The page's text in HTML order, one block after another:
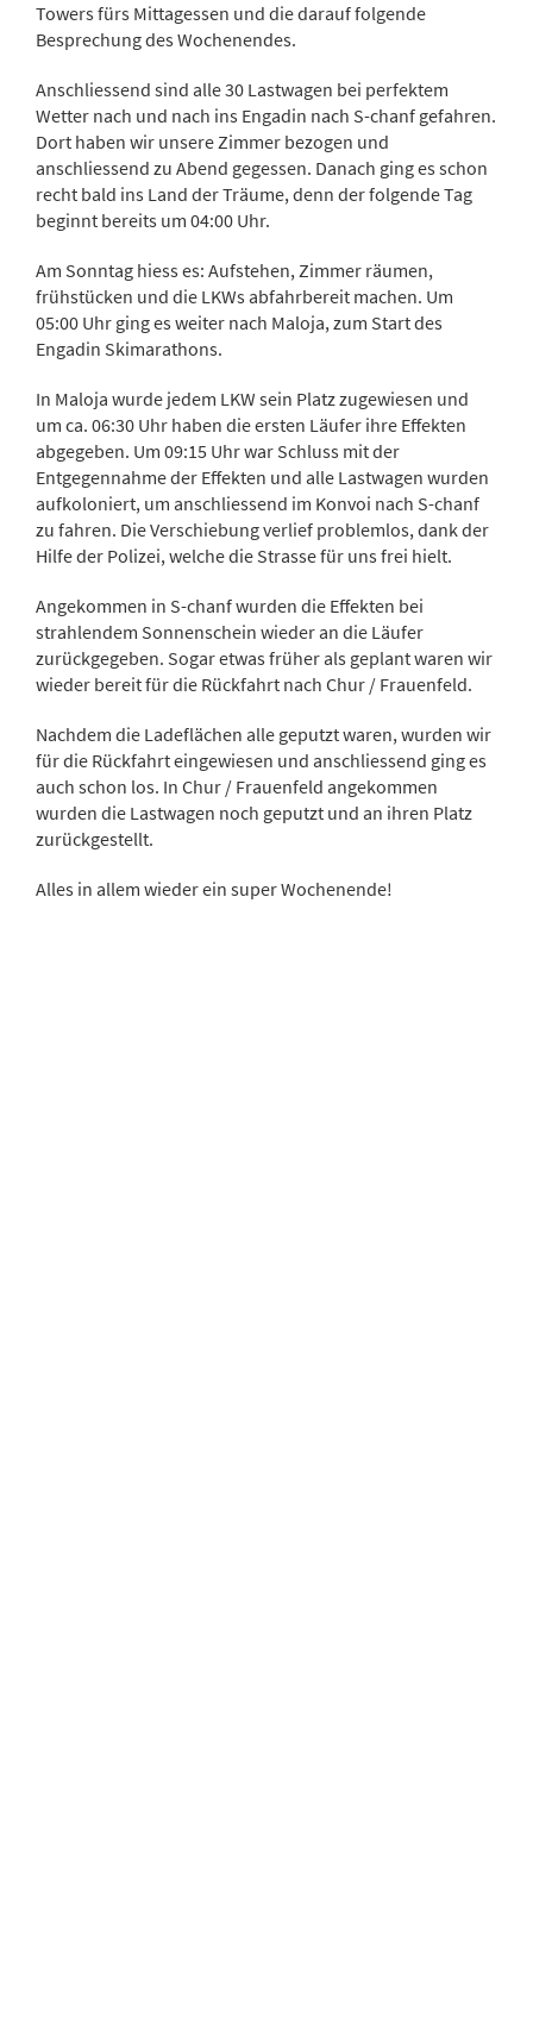
Towersfürs Mittagessen und diedarauffolgende
BesprechungdesWochenendes.
Anschliessend sind alle30 Lastwagen bei perfektem
Wetter nach und nach ins Engadin nach S-chanf gefahren.
Dort haben wir unsereZimmer bezogen und
anschliessend zu Abend gegessen. Danach gingesschon
recht bald ins Land derTräume,denn derfolgendeTag
beginnt bereits um 04:00 Uhr.
Am Sonntag hiesses: Aufstehen,Zimmer räumen,
frühstücken und die LKWsabfahrbereit machen. Um
05:00 Uhr gingesweiter nach Maloja,zum Startdes
Engadin Skimarathons.
In Maloja wurde jedem LKW sein Platzzugewiesen und
um ca. 06:30 Uhr haben dieersten Läufer ihre Effekten
abgegeben. Um 09:15 Uhrwar Schluss mitder
Entgegennahmeder Effekten und alle Lastwagen wurden
aufkoloniert, um anschliessend im Konvoi nach S-chanf
zu fahren. DieVerschiebungverlief problemlos,dankder
Hilfeder Polizei,welchedie Strassefür unsfrei hielt.
Angekommen in S-chanfwurden die Effekten bei
strahlendem Sonnenschein wiederan die Läufer
zurückgegeben. Sogaretwasfrüherals geplantwaren wir
wieder bereitfürdie Rückfahrt nach Chur / Frauenfeld.
Nachdem die Ladeflächen alle geputztwaren,wurden wir
fürdie Rückfahrteingewiesen und anschliessend ginges
auch schon los. In Chur / Frauenfeld angekommen
wurden die Lastwagen noch geputzt und an ihren Platz
zurückgestellt.
Alles in allem wiederein superWochenende!